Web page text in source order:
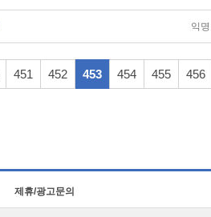
익명
451 452 453 454 455 456
제휴/광고문의